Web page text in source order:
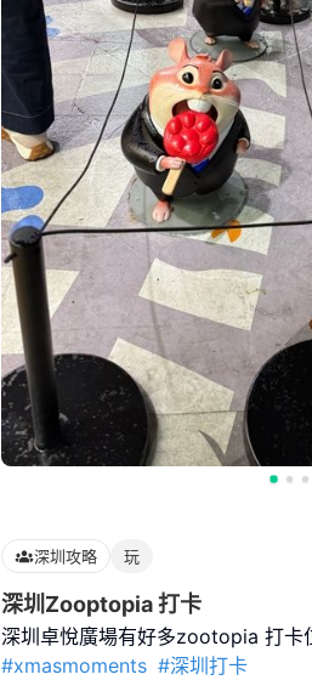
深圳攻略 玩
深圳Zooptopia 打卡
#xmasmoments #深圳打卡